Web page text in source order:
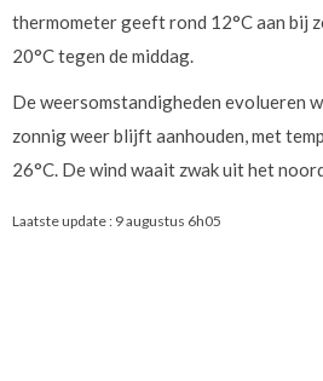
thermometer geeft rond 12°C aan bij
20°C tegen de middag.
De weersomstandigheden evolueren
zonnig weer blijft aanhouden, met
26°C. De wind waait zwak uit het
Laatste update : 9 augustus 6h05